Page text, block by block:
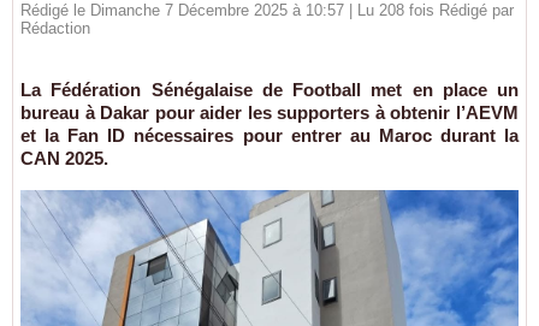
Rédigé le Dimanche 7 Décembre 2025 à 10:57 | Lu 208 fois Rédigé par
Rédaction
La Fédération Sénégalaise de Football met en place un
bureau à Dakar pour aider les supporters à obtenir l’AEVM
et la Fan ID nécessaires pour entrer au Maroc durant la
CAN 2025.